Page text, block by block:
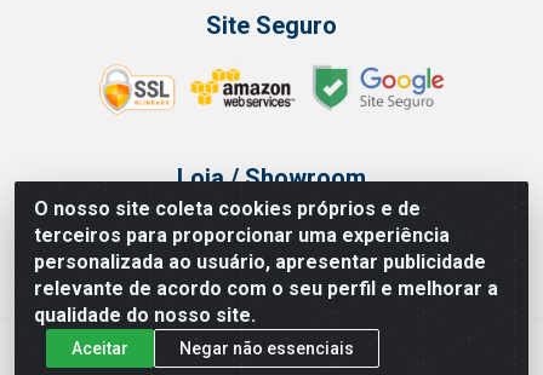
O nosso site coleta cookies próprios e de
terceiros para proporcionar uma experiência
personalizada ao usuário, apresentar publicidade
relevante de acordo com o seu perfil e melhorar a
qualidade do nosso site.
Aceitar Negar não essenciais
Site Seguro
Loja / Showroom
Tel.: (11) 3314 6400
Av Vautier, 468 - Pari - São Paulo/SP
Issam Importação e Exportação LTDA - Av. Vautier, 468 - Pari, São